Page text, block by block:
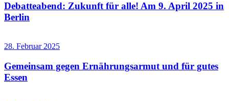
Debatteabend: Zukunft für alle! Am 9. April 2025 in
Berlin
28. Februar 2025
Gemeinsam gegen Ernährungsarmut und für gutes
Essen